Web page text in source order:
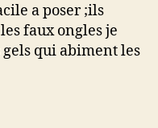
a poser ;ils
faux ongles je
gels qui abiment les